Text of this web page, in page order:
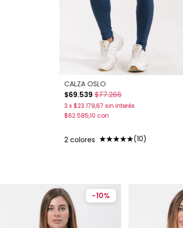
CALZA OSLO
$69.539 $77.266
(10)
3 x$23.179,67 sin interés
$62.585,10 con
2 colores
-10%